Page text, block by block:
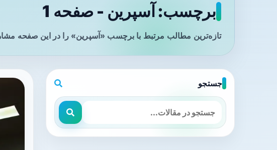
برچسب: آسپرین - صفحه 1
تازه‌ترین مطالب مرتبط با برچسب «آسپرین» را در این صفحه
جستجو